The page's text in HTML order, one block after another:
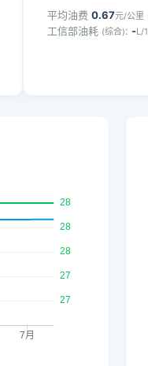
平均油费 0.67元/公里
工信部油耗 (综合): -L/